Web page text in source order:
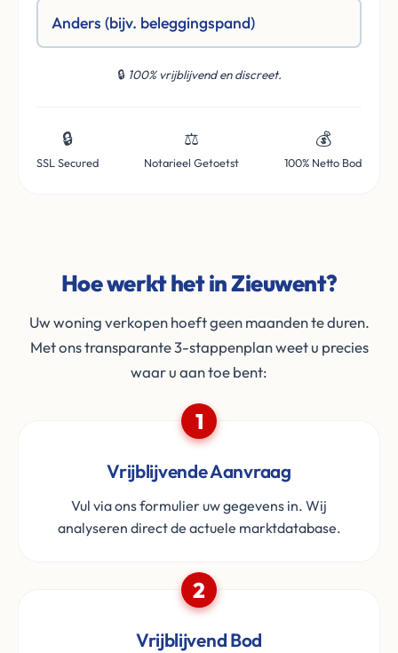
Anders (bijv. beleggingspand)
🔒 100% vrijblijvend en discreet.
🔒
SSL Secured
⚖️
Notarieel Getoetst
💰
100% Netto Bod
Hoe werkt het in Zieuwent?
Uw woning verkopen hoeft geen maanden te duren.
Met ons transparante 3-stappenplan weet u precies
waar u aan toe bent:
1
Vrijblijvende Aanvraag
Vul via ons formulier uw gegevens in. Wij
analyseren direct de actuele marktdatabase.
2
Vrijblijvend Bod